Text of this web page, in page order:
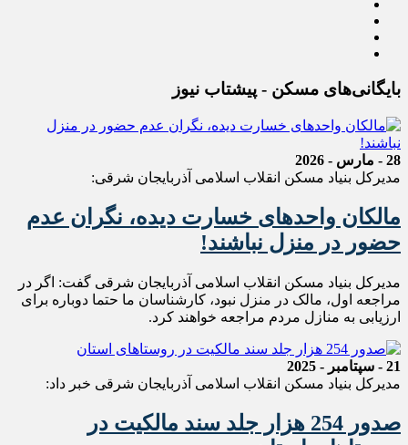
بایگانی‌های مسکن - پیشتاب نیوز
28 - مارس - 2026
مدیرکل بنیاد مسکن انقلاب اسلامی آذربایجان شرقی:
مالکان واحد‌های خسارت دیده، نگران عدم
حضور در منزل نباشند!
مدیرکل بنیاد مسکن انقلاب اسلامی آذربایجان شرقی گفت: اگر در
مراجعه اول، مالک در منزل نبود، کارشناسان ما حتما دوباره برای
ارزیابی به منازل مردم مراجعه خواهند کرد.
21 - سپتامبر - 2025
مدیرکل بنیاد مسکن انقلاب اسلامی آذربایجان شرقی خبر داد:
صدور 254 هزار جلد سند مالکیت در